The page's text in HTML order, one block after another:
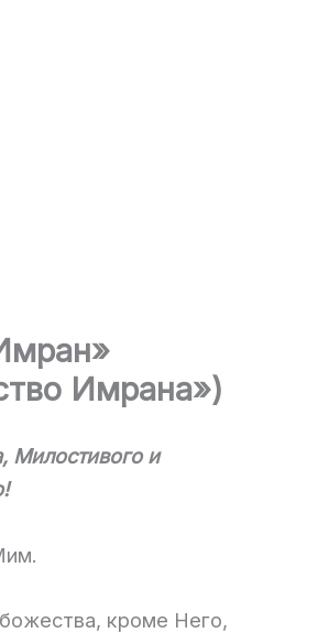
Имрана»)
Милостивого и
кроме Него,